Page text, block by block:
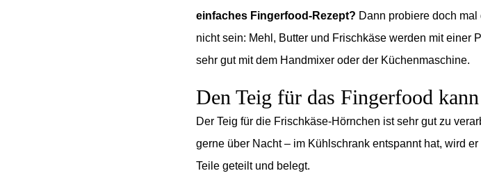
einfaches Fingerfood-Rezept? Dann probiere doch
nicht sein: Mehl, Butter und Frischkäse werden mit einer
sehr gut mit dem Handmixer oder der Küchenmaschine.
Den Teig für das Fingerfood
Der Teig für die Frischkäse-Hörnchen ist sehr gut zu
gerne über Nacht – im Kühlschrank entspannt hat, wird er
Teile geteilt und belegt.